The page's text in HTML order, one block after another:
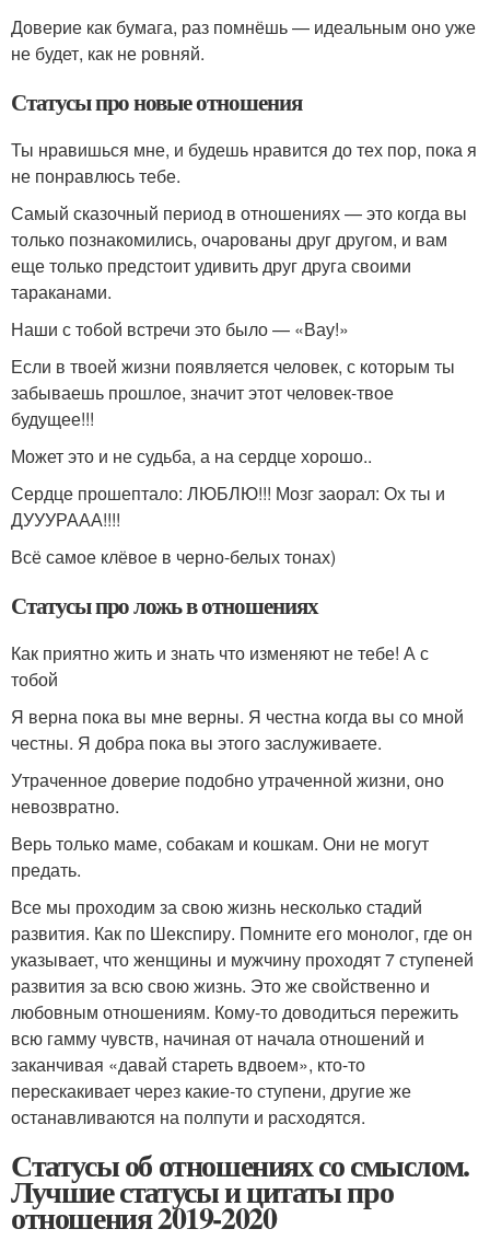
Доверие как бумага, раз помнёшь — идеальным оно уже
не будет, как не ровняй.
Статусы про новые отношения
Ты нравишься мне, и будешь нравится до тех пор, пока я
не понравлюсь тебе.
Самый сказочный период в отношениях — это когда вы
только познакомились, очарованы друг другом, и вам
еще только предстоит удивить друг друга своими
тараканами.
Наши с тобой встречи это было — «Вау!»
Если в твоей жизни появляется человек, с которым ты
забываешь прошлое, значит этот человек-твое
будущее!!!
Может это и не судьба, а на сердце хорошо..
Сердце прошептало: ЛЮБЛЮ!!! Мозг заорал: Ох ты и
ДУУУРААА!!!!
Всё самое клёвое в черно-белых тонах)
Статусы про ложь в отношениях
Как приятно жить и знать что изменяют не тебе! А с
тобой
Я верна пока вы мне верны. Я честна когда вы со мной
честны. Я добра пока вы этого заслуживаете.
Утраченное доверие подобно утраченной жизни, оно
невозвратно.
Верь только маме, собакам и кошкам. Они не могут
предать.
Все мы проходим за свою жизнь несколько стадий
развития. Как по Шекспиру. Помните его монолог, где он
указывает, что женщины и мужчину проходят 7 ступеней
развития за всю свою жизнь. Это же свойственно и
любовным отношениям. Кому-то доводиться пережить
всю гамму чувств, начиная от начала отношений и
заканчивая «давай стареть вдвоем», кто-то
перескакивает через какие-то ступени, другие же
останавливаются на полпути и расходятся.
Статусы об отношениях со смыслом.
Лучшие статусы и цитаты про
отношения 2019-2020